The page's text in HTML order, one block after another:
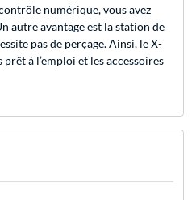
numérique, vous avez
autre avantage est la station de
pas de perçage. Ainsi, le X-
à l’emploi et les accessoires